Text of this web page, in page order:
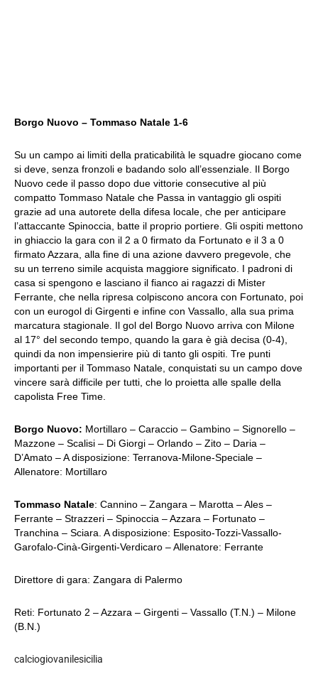
Borgo Nuovo – Tommaso Natale 1-6
Su un campo ai limiti della praticabilità le squadre giocano come
si deve, senza fronzoli e badando solo all’essenziale. Il Borgo
Nuovo cede il passo dopo due vittorie consecutive al più
compatto Tommaso Natale che Passa in vantaggio gli ospiti
grazie ad una autorete della difesa locale, che per anticipare
l’attaccante Spinoccia, batte il proprio portiere. Gli ospiti mettono
in ghiaccio la gara con il 2 a 0 firmato da Fortunato e il 3 a 0
firmato Azzara, alla fine di una azione davvero pregevole, che
su un terreno simile acquista maggiore significato. I padroni di
casa si spengono e lasciano il fianco ai ragazzi di Mister
Ferrante, che nella ripresa colpiscono ancora con Fortunato, poi
con un eurogol di Girgenti e infine con Vassallo, alla sua prima
marcatura stagionale. Il gol del Borgo Nuovo arriva con Milone
al 17° del secondo tempo, quando la gara è già decisa (0-4),
quindi da non impensierire più di tanto gli ospiti. Tre punti
importanti per il Tommaso Natale, conquistati su un campo dove
vincere sarà difficile per tutti, che lo proietta alle spalle della
capolista Free Time.
Borgo Nuovo: Mortillaro – Caraccio – Gambino – Signorello –
Mazzone – Scalisi – Di Giorgi – Orlando – Zito – Daria –
D’Amato – A disposizione: Terranova-Milone-Speciale –
Allenatore: Mortillaro
Tommaso Natale: Cannino – Zangara – Marotta – Ales –
Ferrante – Strazzeri – Spinoccia – Azzara – Fortunato –
Tranchina – Sciara. A disposizione: Esposito-Tozzi-Vassallo-
Garofalo-Cinà-Girgenti-Verdicaro – Allenatore: Ferrante
Direttore di gara: Zangara di Palermo
Reti: Fortunato 2 – Azzara – Girgenti – Vassallo (T.N.) – Milone
(B.N.)
calciogiovanilesicilia